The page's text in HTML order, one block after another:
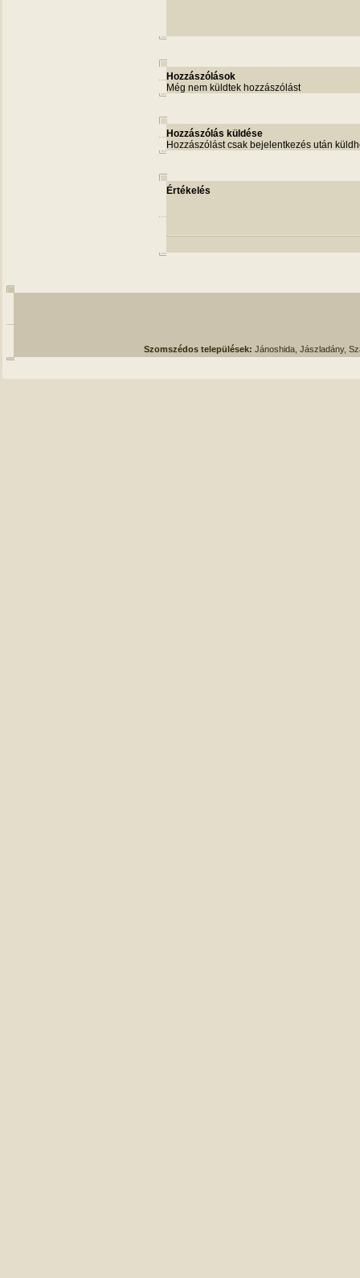
Hozzászólások
Még nem küldtek hozzászólást
Hozzászólás küldése
Hozzászólást csak bejelentkezés után
Értékelés
Szomszédos települések: Jánoshida, Jászladány,